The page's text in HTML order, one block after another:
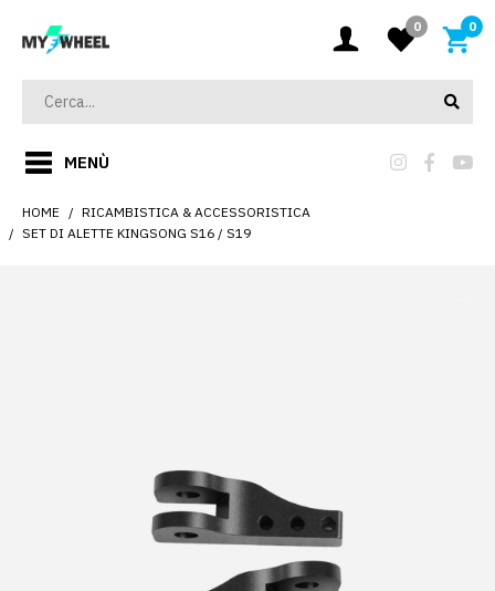
0 0
MENÙ
HOME
RICAMBISTICA & ACCESSORISTICA
SET DI ALETTE KINGSONG S16 / S19